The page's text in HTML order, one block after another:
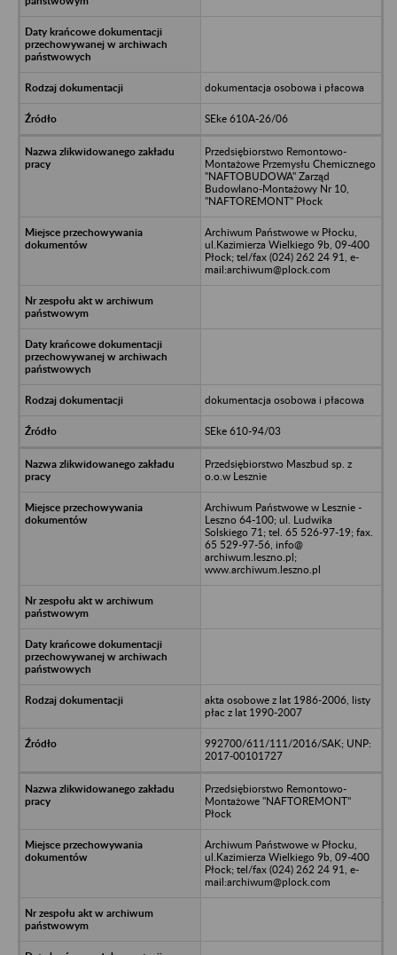
dokumentacja osobowa i płacowa
SEke 610A-26/06
Przedsiębiorstwo Remontowo-
Montażowe Przemysłu Chemicznego
"NAFTOBUDOWA" Zarząd
Budowlano-Montażowy Nr 10,
"NAFTOREMONT" Płock
Archiwum Państwowe w Płocku,
ul.Kazimierza Wielkiego 9b, 09-400
Płock; tel/fax (024) 262 24 91, e-
mail:archiwum@plock.com
dokumentacja osobowa i płacowa
SEke 610-94/03
Przedsiębiorstwo Maszbud sp. z
o.o.w Lesznie
Archiwum Państwowe w Lesznie -
Leszno 64-100; ul. Ludwika
Solskiego 71; tel. 65 526-97-19; fax.
65 529-97-56, info@
archiwum.leszno.pl;
www.archiwum.leszno.pl
akta osobowe z lat 1986-2006, listy
płac z lat 1990-2007
992700/611/111/2016/SAK; UNP:
2017-00101727
Przedsiębiorstwo Remontowo-
Montażowe "NAFTOREMONT"
Płock
Archiwum Państwowe w Płocku,
ul.Kazimierza Wielkiego 9b, 09-400
Płock; tel/fax (024) 262 24 91, e-
mail:archiwum@plock.com